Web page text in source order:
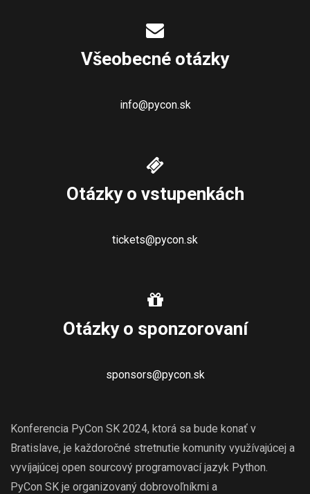
Všeobecné otázky
info@pycon.sk
Otázky o vstupenkách
tickets@pycon.sk
Otázky o sponzorovaní
sponsors@pycon.sk
Konferencia PyCon SK 2024, ktorá sa bude konať v
Bratislave, je každoročné stretnutie komunity využívajúcej a
vyvíjajúcej open sourcový programovací jazyk Python.
PyCon SK je organizovaný dobrovoľníkmi a